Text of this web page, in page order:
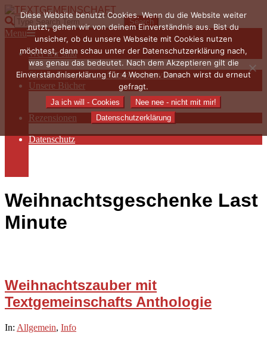
Skip
to
content
TEXTGEMEINSCHAFT
Search
Primary
Navigation
Menu
Menu
Wer wir sind
Die Hauptakteurinnen
Sieben Fragen an… / Autoreninterviews
Unsere Bücher
Autorenservices
Autorenprofile
Rezensionen
Datenschutz
Weihnachtsgeschenke Last
Minute
Weihnachtszauber mit
Textgemeinschafts Anthologie
2025-
In: Allgemein, Info
Diese Website benutzt Cookies. Wenn du die Website weiter
nutzt, gehen wir von deinem Einverständnis aus. Bist du
unsicher, ob du unsere Webseite mit Cookies nutzen
möchtest, dann schau unter der Datenschutzerklärung nach,
was genau das bedeutet. Nach dem Akzeptieren gilt die
Einverständniserklärung für 4 Wochen. Danach wirst du erneut
gefragt.
Ja ich will - Cookies
Nee nee - nicht mit mir!
Datenschutzerklärung